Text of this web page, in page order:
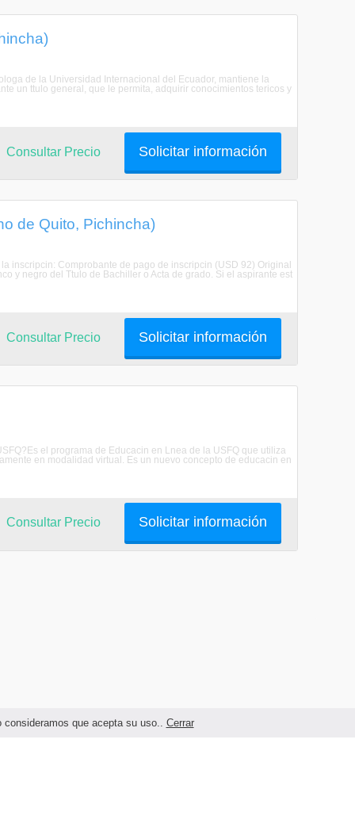
que acepta su uso.. Cerrar
de la Universidad Internacional del Ecuador, mantiene la
un ttulo general, que le permita, adquirir conocimientos tericos y
Solicitar información
Consultar Precio
de Quito, Pichincha)
inscripcin: Comprobante de pago de inscripcin (USD 92) Original
y negro del Ttulo de Bachiller o Acta de grado. Si el aspirante est
Solicitar información
Consultar Precio
el programa de Educacin en Lnea de la USFQ que utiliza
en modalidad virtual. Es un nuevo concepto de educacin en
Solicitar información
Consultar Precio